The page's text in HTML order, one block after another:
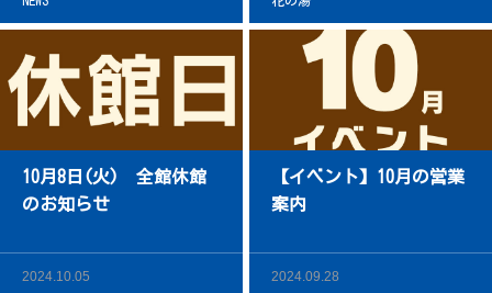
10月8日(火) 全館休館
のお知らせ
2024.10.05
【イベント】10月の営業
案内
2024.09.28